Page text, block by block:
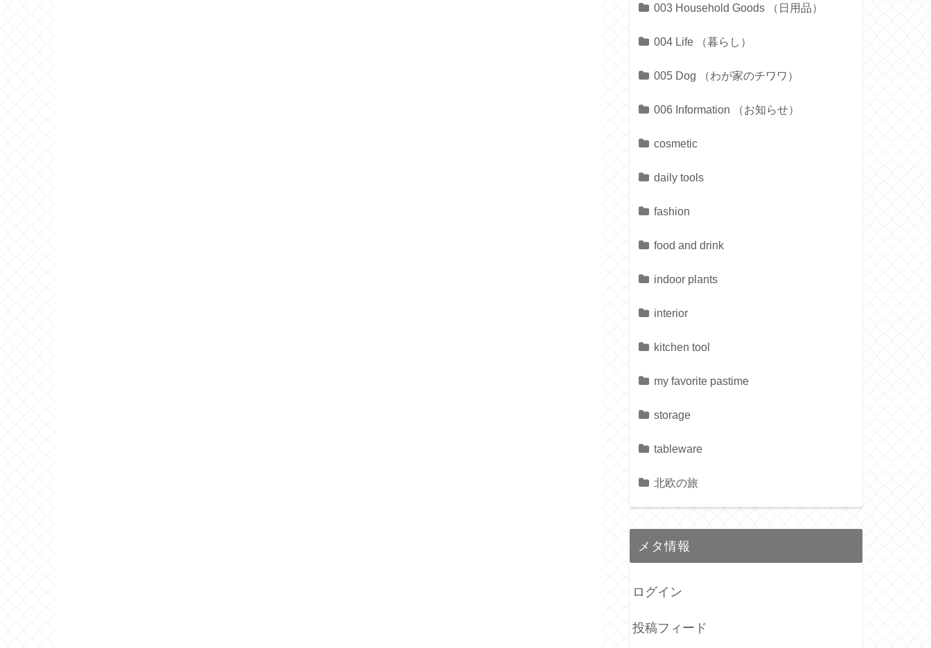
003 Household Goods （日用品）
004 Life （暮らし）
005 Dog （わが家のチワワ）
006 Information （お知らせ）
cosmetic
daily tools
fashion
food and drink
indoor plants
interior
kitchen tool
my favorite pastime
storage
tableware
北欧の旅
メタ情報
ログイン
投稿フィード